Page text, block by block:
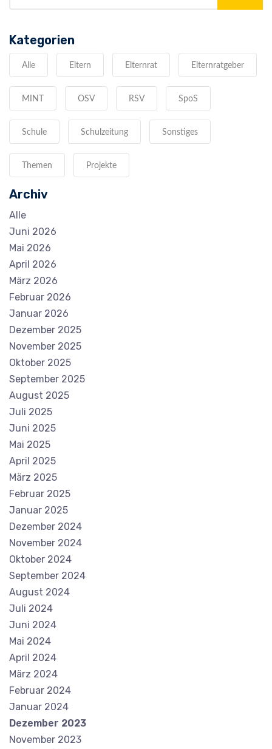
Kategorien
Alle Eltern Elternrat Elternratgeber
MINT OSV RSV SpoS
Schule Schulzeitung Sonstiges
Themen Projekte
Archiv
Alle
Juni 2026
Mai 2026
April 2026
März 2026
Februar 2026
Januar 2026
Dezember 2025
November 2025
Oktober 2025
September 2025
August 2025
Juli 2025
Juni 2025
Mai 2025
April 2025
März 2025
Februar 2025
Januar 2025
Dezember 2024
November 2024
Oktober 2024
September 2024
August 2024
Juli 2024
Juni 2024
Mai 2024
April 2024
März 2024
Februar 2024
Januar 2024
Dezember 2023
November 2023